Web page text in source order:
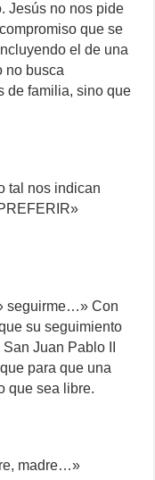
Jesús no nos pide
que se
el de una
no busca
de familia, sino que
tal nos indican
seguirme…» Con
su seguimiento
Juan Pablo II
para que una
que sea libre.
madre…»